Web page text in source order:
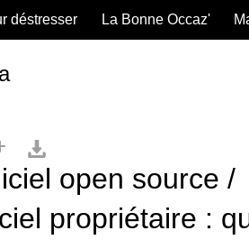
déstresser La Bonne Occaz'
open source /
propriétaire :